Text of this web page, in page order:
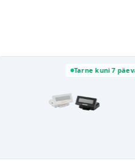
Tarne kuni 7 päeva